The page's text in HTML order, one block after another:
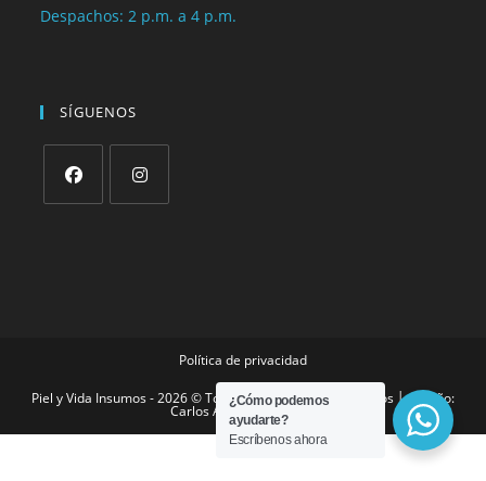
Despachos: 2 p.m. a 4 p.m.
SÍGUENOS
Política de privacidad
Piel y Vida Insumos - 2026 © Todos los derechos reservados │ Diseño:
Carlos Alberto González
¿Cómo podemos
ayudarte?
Escríbenos ahora